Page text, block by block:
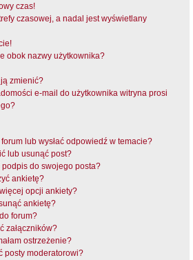
czas!
czasowej, a nadal jest wyświetlany
obok nazwy użytkownika?
zmienić?
e-mail do użytkownika witryna prosi
lub wysłać odpowiedź w temacie?
lub usunąć post?
do swojego posta?
ankietę?
opcji ankiety?
ankietę?
forum?
załączników?
ostrzeżenie?
posty moderatorowi?